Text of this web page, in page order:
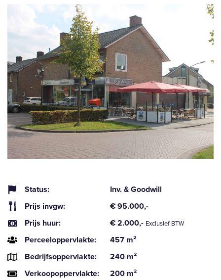
Status:
Inv. & Goodwill
Prijs invgw:
€ 95.000,-
Prijs huur:
€ 2.000,- Exclusief BTW
Perceeloppervlakte:
457 m²
Bedrijfsoppervlakte:
240 m²
Verkoopoppervlakte:
200 m²